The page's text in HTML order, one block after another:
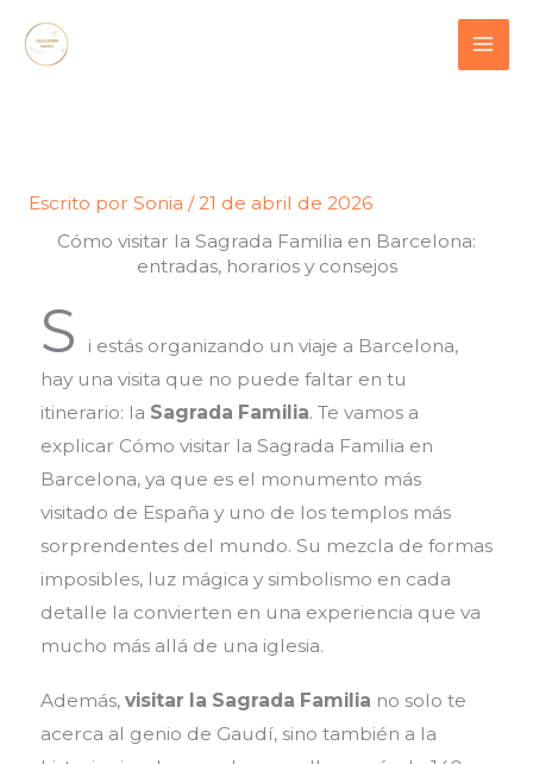
Escrito por Sonia /21 de abril de 2026
Cómo visitar la Sagrada Familia en Barcelona:
entradas, horarios y consejos
S
i estás organizando un viaje a Barcelona,
hay una visita que no puede faltar en tu
itinerario: la Sagrada Familia. Te vamos a
explicar Cómo visitar la Sagrada Familia en
Barcelona, ya que es el monumento más
visitado de España y uno de los templos más
sorprendentes del mundo. Su mezcla de formas
imposibles, luz mágica y simbolismo en cada
detalle la convierten en una experiencia que va
mucho más allá de una iglesia.
Además, visitar la Sagrada Familia no solo te
acerca al genio de Gaudí, sino también a la